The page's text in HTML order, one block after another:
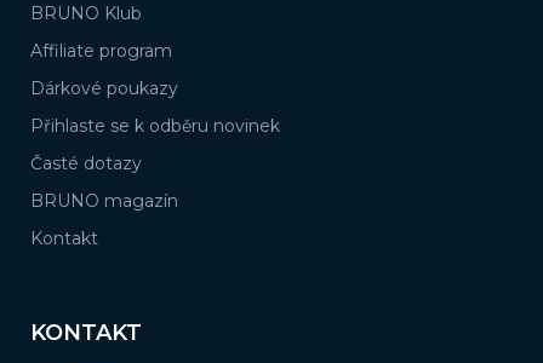
BRUNO Klub
Affiliate program
Dárkové poukazy
Přihlaste se k odběru novinek
Časté dotazy
BRUNO magazín
Kontakt
KONTAKT